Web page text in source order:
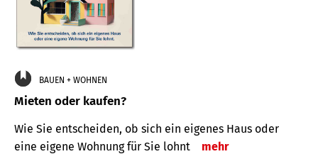
BAUEN + WOHNEN
Mieten oder kaufen?
Wie Sie entscheiden, ob sich ein eigenes Haus oder
eine eigene Wohnung für Sie lohnt
mehr